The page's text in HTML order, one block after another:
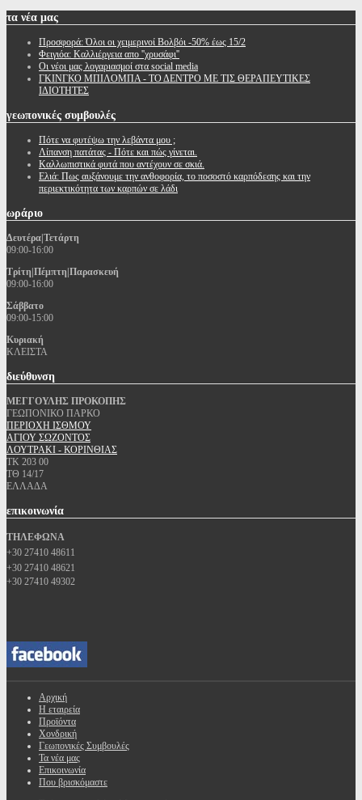
τα νέα μας
Προσφορά: Όλοι οι χειμερινοί Βολβόι -50% έως 15/2
Φειγιόα: Καλλιέργεια απο ''χρυσάφι''
Oι νέοι μας λογαριασμοί στα social media
ΓΚΙΝΓΚΟ ΜΠΙΛΟΜΠΑ - ΤΟ ΔΕΝΤΡΟ ΜΕ ΤΙΣ ΘΕΡΑΠΕΥΤΙΚΕΣ
ΙΔΙΟΤΗΤΕΣ
γεωπονικές συμβουλές
Πότε να φυτέψω την λεβάντα μου ;
Λίπανση πατάτας - Πότε και πώς γίνεται.
Καλλωπιστικά φυτά που αντέχουν σε σκιά.
Ελιά: Πως αυξάνουμε την ανθοφορία, το ποσοστό καρπόδεσης και την
περιεκτικότητα των καρπών σε λάδι
ωράριο
Δευτέρα|Τετάρτη
09:00-16:00
Τρίτη|Πέμπτη|Παρασκευή
09:00-16:00
Σάββατο
09:00-15:00
Κυριακή
ΚΛΕΙΣΤΑ
διεύθυνση
ΜΕΓΓΟΥΛΗΣ ΠΡΟΚΟΠΗΣ
ΓΕΩΠΟΝΙΚΟ ΠΑΡΚΟ
ΠΕΡΙΟΧΗ ΙΣΘΜΟΥ
ΑΓΙΟΥ ΣΩΖΟΝΤΟΣ
ΛΟΥΤΡΑΚΙ - ΚΟΡΙΝΘΙΑΣ
ΤΚ 203 00
ΤΘ 14/17
ΕΛΛΑΔΑ
επικοινωνία
ΤΗΛΕΦΩΝΑ
+30 27410 48611
+30 27410 48621
+30 27410 49302
Αρχική
Η εταιρεία
Προϊόντα
Χονδρική
Γεωπονικές Συμβουλές
Τα νέα μας
Επικοινωνία
Που βρισκόμαστε